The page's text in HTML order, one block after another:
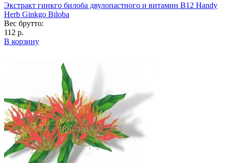
Экстракт гинкго билоба двулопастного и витамин B12 Handy
Herb Ginkgo Biloba
Вес брутто:
112 р.
В корзину